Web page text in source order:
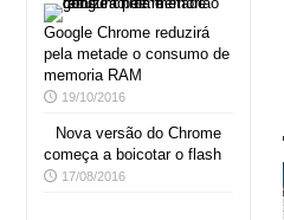
Google Chrome reduzirá
pela metade o consumo de
memoria RAM
19/10/2016
Nova versão do Chrome
começa a boicotar o flash
17/08/2016